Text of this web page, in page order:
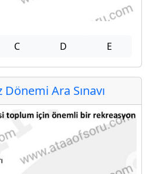
C D E
Ara Sınavı